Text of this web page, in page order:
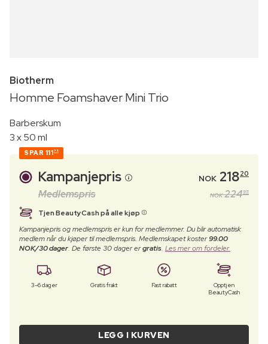
Biotherm
Homme Foamshaver Mini Trio
Barberskum
3 x 50 ml
SPAR 11175
Kampanjepris NOK 21820
Medlemspris NOK 22495
Tjen BeautyCash på alle kjøp
Kampanjepris og medlemspris er kun for medlemmer. Du blir automatisk
medlem når du kjøper til medlemspris. Medlemskapet koster99.00
NOK/30 dager. De første 30 dager ergratis. Les mer om fordeler.
3–6 dager Gratis frakt Fast rabatt
Opptjen
BeautyCash
LEGG I KURVEN